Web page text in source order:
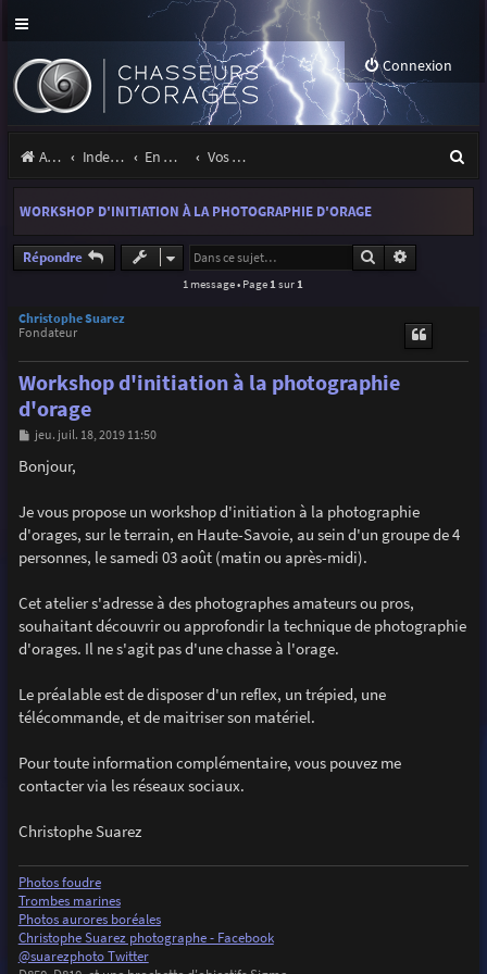
Connexion
Accueil Index du forum En marge des orages Vos sites, projets, expositions
e
WORKSHOP D'INITIATION À LA PHOTOGRAPHIE D'ORAGE
Répondre Rechercher
1 message • Page 1 sur 1
Christophe Suarez
Fondateur
Workshop d'initiation à la photographie
d'orage
M
s
s
e
jeu. juil. 18, 2019 11:50
Bonjour,
Je vous propose un workshop d'initiation à la photographie
d'orages, sur le terrain, en Haute-Savoie, au sein d'un groupe de 4
personnes, le samedi 03 août (matin ou après-midi).
Cet atelier s'adresse à des photographes amateurs ou pros,
souhaitant découvrir ou approfondir la technique de photographie
d'orages. Il ne s'agit pas d'une chasse à l'orage.
Le préalable est de disposer d'un reflex, un trépied, une
télécommande, et de maitriser son matériel.
Pour toute information complémentaire, vous pouvez me
contacter via les réseaux sociaux.
Christophe Suarez
Photos foudre
Trombes marines
Photos aurores boréales
Christophe Suarez photographe - Facebook
@suarezphoto Twitter